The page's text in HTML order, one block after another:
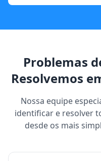
Problemas
Resolvemos
Nossa equipe
identificar e resolver
desde os mais